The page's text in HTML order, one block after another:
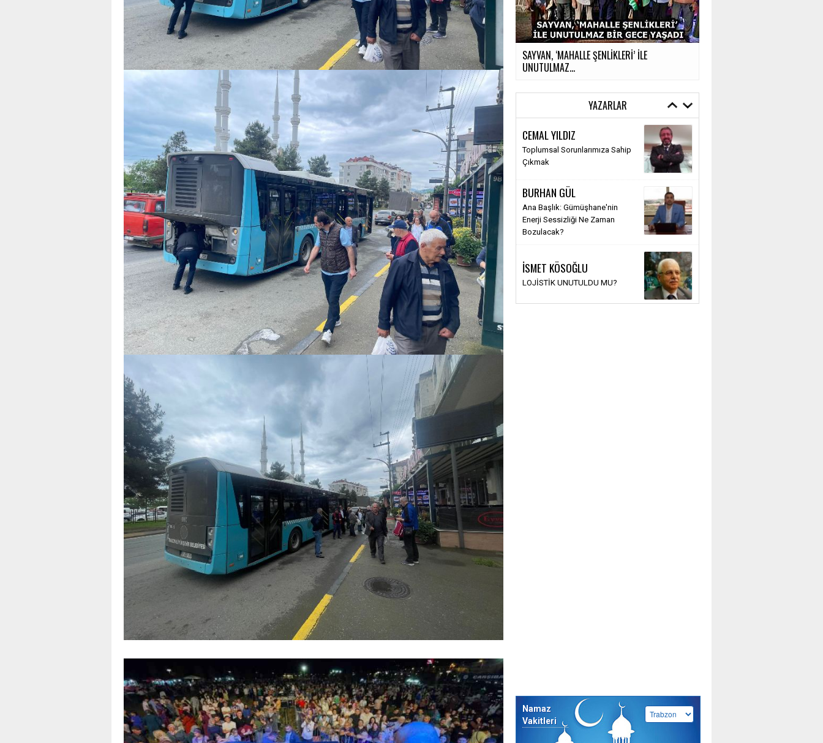
SAYVAN, ‘MAHALLE ŞENLİKLERİ’ İLE
UNUTULMAZ...
YAZARLAR
CEMAL YILDIZ
Toplumsal Sorunlarımıza Sahip
Çıkmak
BURHAN GÜL
Ana Başlık: Gümüşhane'nin
Enerji Sessizliği Ne Zaman
Bozulacak?
İSMET KÖSOĞLU
LOJİSTİK UNUTULDU MU?
Namaz
Vakitleri